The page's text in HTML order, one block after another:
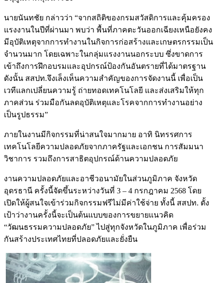
นายนันทชัย กล่าวว่า “จากสถิติของกรมสวัสดิการและคุ้มครอง
แรงงานในปีที่ผ่านมา พบว่า พื้นที่ภาคตะวันออกเฉียงเหนือยังคง
มีอุบัติเหตุจากการทำงานในกิจการก่อสร้างและเกษตรกรรมเป็น
จำนวนมาก โดยเฉพาะในกลุ่มแรงงานนอกระบบ ซึ่งขาดการ
เข้าถึงการฝึกอบรมและอุปกรณ์ป้องกันอันตรายที่ได้มาตรฐาน
ดังนั้น สสปท.จึงเล็งเห็นความสำคัญของการจัดงานนี้ เพื่อเป็น
เวทีแลกเปลี่ยนความรู้ ถ่ายทอดเทคโนโลยี และส่งเสริมให้ทุก
ภาคส่วน ร่วมมือกันลดอุบัติเหตุและโรคจากการทำงานอย่าง
เป็นรูปธรรม”
ภายในงานมีกิจกรรมที่น่าสนใจมากมาย อาทิ นิทรรศการ
เทคโนโลยีความปลอดภัยจากภาครัฐและเอกชน การสัมมนา
วิชาการ รวมถึงการสาธิตอุปกรณ์ด้านความปลอดภัย
งานความปลอดภัยและอาชีวอนามัยในส่วนภูมิภาค จังหวัด
อุดรธานี ครั้งนี้จัดขึ้นระหว่างวันที่ 3 – 4 กรกฎาคม 2568 โดย
เปิดให้ผู้สนใจเข้าร่วมกิจกรรมฟรีไม่มีค่าใช้จ่าย ทั้งนี้ สสปท. ตั้ง
เป้าว่างานครั้งนี้จะเป็นต้นแบบของการขยายแนวคิด
“วัฒนธรรมความปลอดภัย” ไปสู่ทุกจังหวัดในภูมิภาค เพื่อร่วม
กันสร้างประเทศไทยที่ปลอดภัยและยั่งยืน